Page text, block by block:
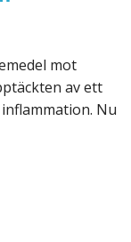
mot
av ett
Nu